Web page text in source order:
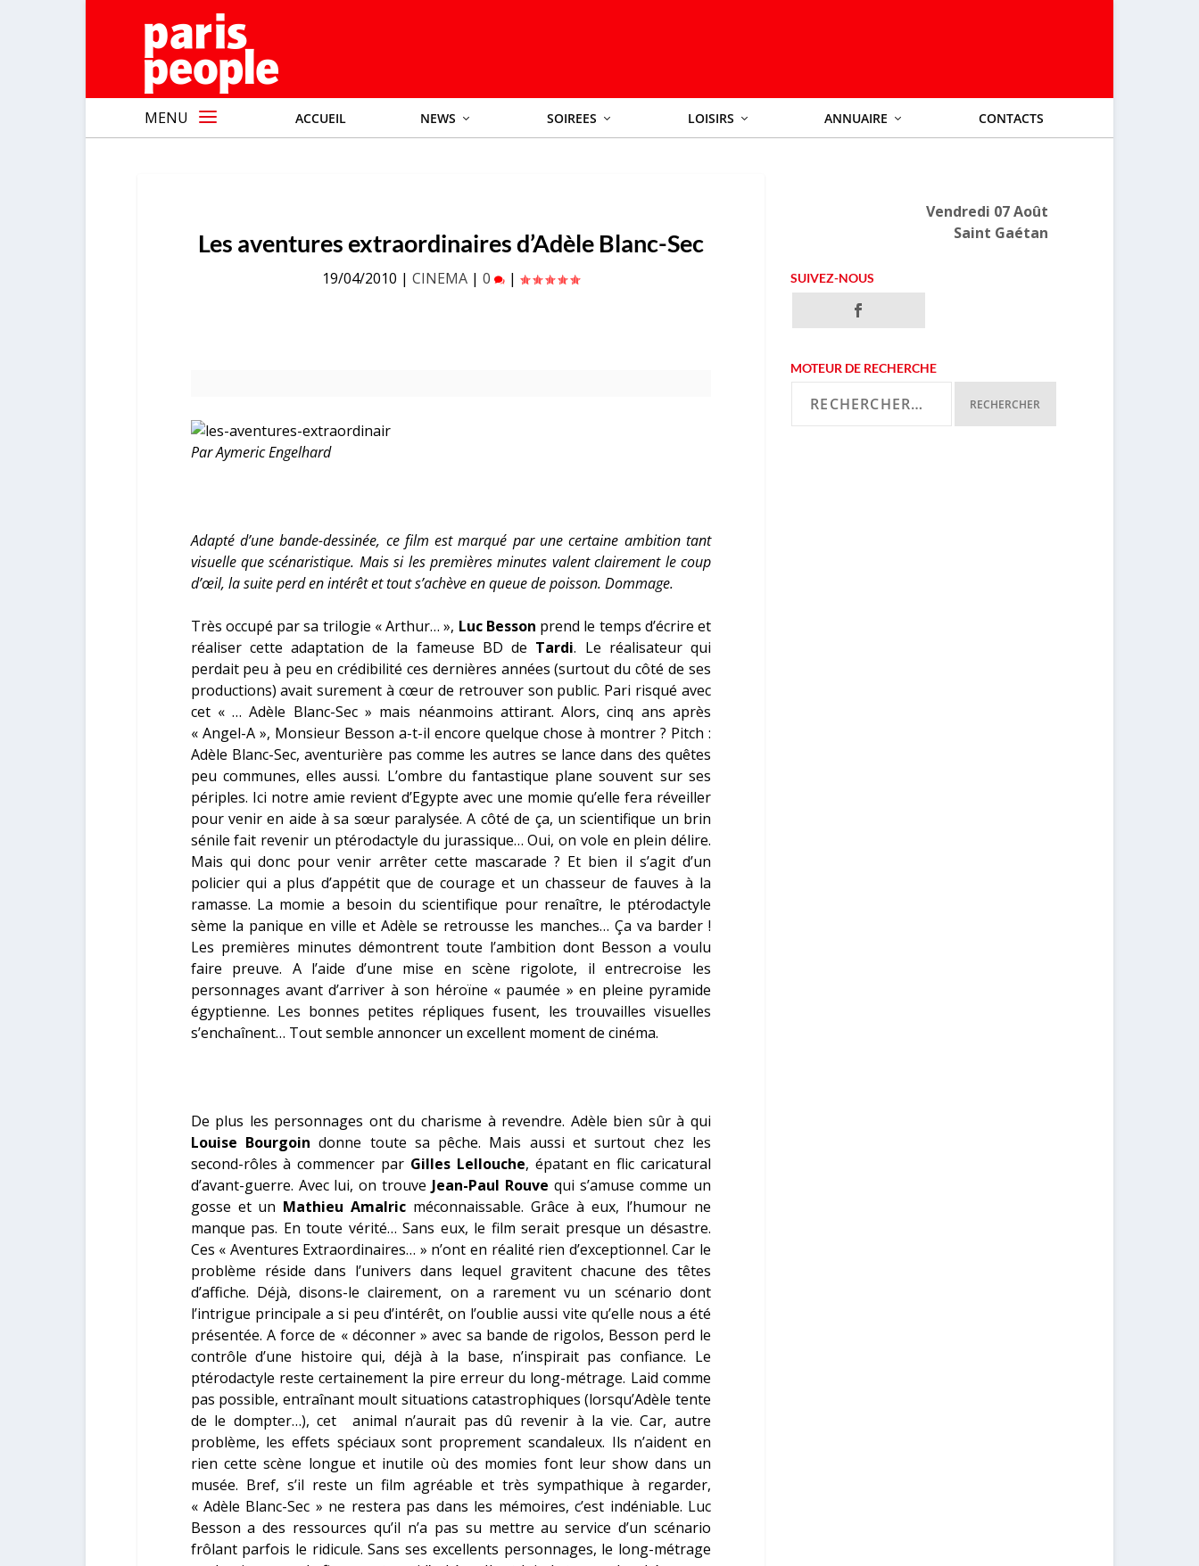
MENU ACCUEIL NEWS SOIREES LOISIRS ANNUAIRE CONTACTS
Les aventures extraordinaires d’Adèle Blanc-Sec
19/04/2010 |CINEMA |0 |
Par Aymeric Engelhard
Adapté d’une bande-dessinée, ce film est marqué par une certaine ambition tant
visuelle que scénaristique. Mais si les premières minutes valent clairement le coup
d’œil, la suite perd en intérêt et tout s’achève en queue de poisson. Dommage.
Très occupé par sa trilogie « Arthur… », Luc Besson prend le temps d’écrire et
réaliser cette adaptation de la fameuse BD de Tardi. Le réalisateur qui
perdait peu à peu en crédibilité ces dernières années (surtout du côté de ses
productions) avait surement à cœur de retrouver son public. Pari risqué avec
cet « … Adèle Blanc-Sec » mais néanmoins attirant. Alors, cinq ans après
« Angel-A », Monsieur Besson a-t-il encore quelque chose à montrer ? Pitch :
Adèle Blanc-Sec, aventurière pas comme les autres se lance dans des quêtes
peu communes, elles aussi. L’ombre du fantastique plane souvent sur ses
périples. Ici notre amie revient d’Egypte avec une momie qu’elle fera réveiller
pour venir en aide à sa sœur paralysée. A côté de ça, un scientifique un brin
sénile fait revenir un ptérodactyle du jurassique… Oui, on vole en plein délire.
Mais qui donc pour venir arrêter cette mascarade ? Et bien il s’agit d’un
policier qui a plus d’appétit que de courage et un chasseur de fauves à la
ramasse. La momie a besoin du scientifique pour renaître, le ptérodactyle
sème la panique en ville et Adèle se retrousse les manches… Ça va barder !
Les premières minutes démontrent toute l’ambition dont Besson a voulu
faire preuve. A l’aide d’une mise en scène rigolote, il entrecroise les
personnages avant d’arriver à son héroïne « paumée » en pleine pyramide
égyptienne. Les bonnes petites répliques fusent, les trouvailles visuelles
s’enchaînent… Tout semble annoncer un excellent moment de cinéma.
De plus les personnages ont du charisme à revendre. Adèle bien sûr à qui
Louise Bourgoin donne toute sa pêche. Mais aussi et surtout chez les
second-rôles à commencer par Gilles Lellouche, épatant en flic caricatural
d’avant-guerre. Avec lui, on trouve Jean-Paul Rouve qui s’amuse comme un
gosse et un Mathieu Amalric méconnaissable. Grâce à eux, l’humour ne
manque pas. En toute vérité… Sans eux, le film serait presque un désastre.
Ces « Aventures Extraordinaires… » n’ont en réalité rien d’exceptionnel. Car le
problème réside dans l’univers dans lequel gravitent chacune des têtes
d’affiche. Déjà, disons-le clairement, on a rarement vu un scénario dont
l’intrigue principale a si peu d’intérêt, on l’oublie aussi vite qu’elle nous a été
présentée. A force de « déconner » avec sa bande de rigolos, Besson perd le
contrôle d’une histoire qui, déjà à la base, n’inspirait pas confiance. Le
ptérodactyle reste certainement la pire erreur du long-métrage. Laid comme
pas possible, entraînant moult situations catastrophiques (lorsqu’Adèle tente
de le dompter…), cet animal n’aurait pas dû revenir à la vie. Car, autre
problème, les effets spéciaux sont proprement scandaleux. Ils n’aident en
rien cette scène longue et inutile où des momies font leur show dans un
musée. Bref, s’il reste un film agréable et très sympathique à regarder,
« Adèle Blanc-Sec » ne restera pas dans les mémoires, c’est indéniable. Luc
Besson a des ressources qu’il n’a pas su mettre au service d’un scénario
frôlant parfois le ridicule. Sans ses excellents personnages, le long-métrage
Vendredi 07 Août
Saint Gaétan
SUIVEZ-NOUS
MOTEUR DE RECHERCHE